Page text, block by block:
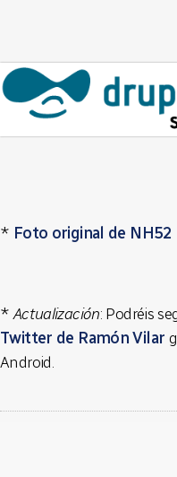
* Foto original de NH52
*Actualización: Podréis
Twitter de Ramón Vilar
Android.